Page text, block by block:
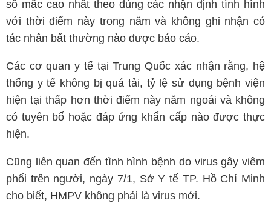
số mắc cao nhất theo đúng các nhận định tình hình
với thời điểm này trong năm và không ghi nhận có
tác nhân bất thường nào được báo cáo.
Các cơ quan y tế tại Trung Quốc xác nhận rằng, hệ
thống y tế không bị quá tải, tỷ lệ sử dụng bệnh viện
hiện tại thấp hơn thời điểm này năm ngoái và không
có tuyên bố hoặc đáp ứng khẩn cấp nào được thực
hiện.
Cũng liên quan đến tình hình bệnh do virus gây viêm
phổi trên người, ngày 7/1, Sở Y tế TP. Hồ Chí Minh
cho biết, HMPV không phải là virus mới.